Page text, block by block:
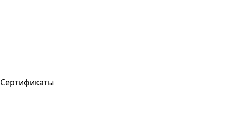
Сертификаты